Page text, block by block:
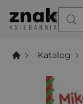
Katalog